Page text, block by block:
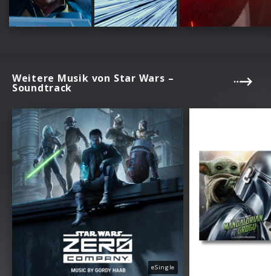
Weitere Musik von Star Wars –
Soundtrack
eSingle